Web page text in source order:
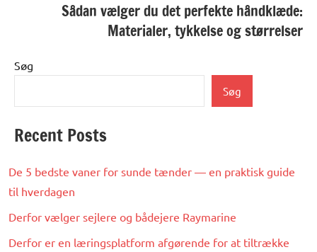
Sådan vælger du det perfekte håndklæde:
Materialer, tykkelse og størrelser
Søg
Søg
Recent Posts
De 5 bedste vaner for sunde tænder — en praktisk guide
til hverdagen
Derfor vælger sejlere og bådejere Raymarine
Derfor er en læringsplatform afgørende for at tiltrække